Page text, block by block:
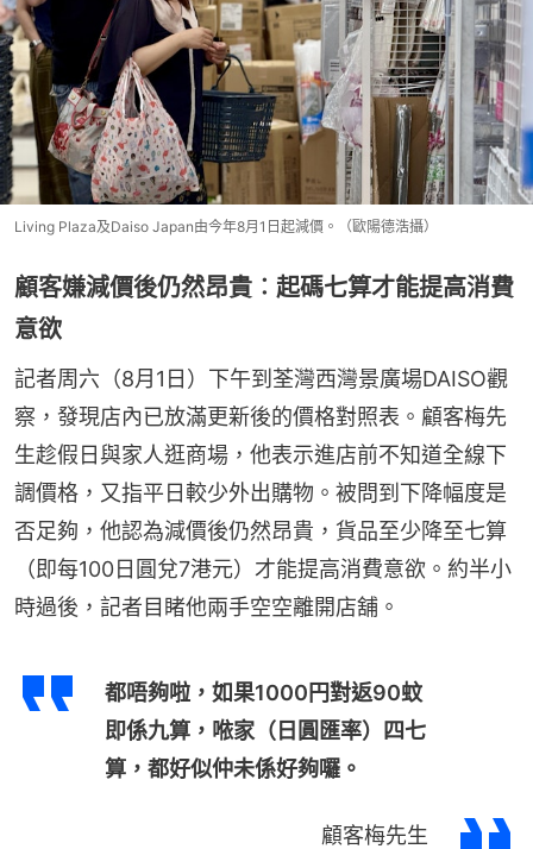
Living Plaza及Daiso Japan由今年8月1日起減價。（歐陽德浩攝）
顧客嫌減價後仍然昂貴︰起碼七算才能提高消費
意欲
記者周六（8月1日）下午到荃灣西灣景廣場DAISO觀
察，發現店內已放滿更新後的價格對照表。顧客梅先
生趁假日與家人逛商場，他表示進店前不知道全線下
調價格，又指平日較少外出購物。被問到下降幅度是
否足夠，他認為減價後仍然昂貴，貨品至少降至七算
（即每100日圓兌7港元）才能提高消費意欲。約半小
時過後，記者目睹他兩手空空離開店舖。
都唔夠啦，如果1000円對返90蚊
即係九算，𠵱家（日圓匯率）四七
算，都好似仲未係好夠囉。
顧客梅先生